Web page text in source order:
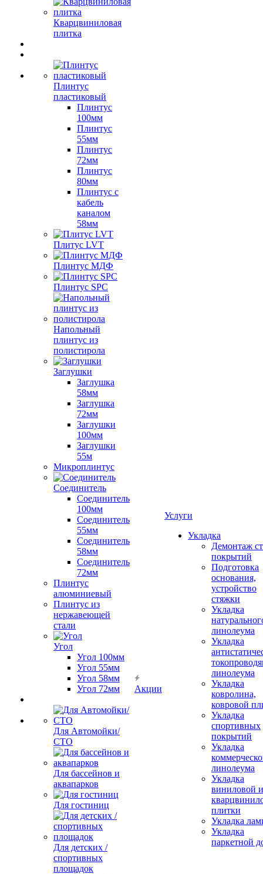
Кварцвиниловая
плитка
Плинтус
пластиковый
Плинтус
100мм
Плинтус
55мм
Плинтус
72мм
Плинтус
80мм
Плинтус с
кабель
каналом
58мм
Плитус LVT
Плинтус МДФ
Плинтус SPC
Напольный
плинтус из
полистирола
Заглушки
Заглушка
58мм
Заглушка
72мм
Заглушки
100мм
Заглушки
55м
Микроплинтус
Соединитель
Соединитель
100мм
Соединитель
55мм
Соединитель
58мм
Соединитель
72мм
Плинтус
алюминиевый
Плинтус из
нержавеющей
стали
Угол
Угол 100мм
Угол 55мм
Угол 58мм
Угол 72мм
Для Автомойки/
СТО
Для бассейнов и
аквапарков
Для гостиниц
Для детских /
спортивных
площадок
Акции
Услуги
Укладка
Демонтаж
покрытий
Подготовка
основания,
устройство
стяжки
Укладка
линолеума
Укладка
линолеума
Укладка
ковролина,
ковровой
Укладка
спортивных
покрытий
Укладка
линолеума
Укладка
виниловой и
плитки
Укладка
Укладка
паркетной